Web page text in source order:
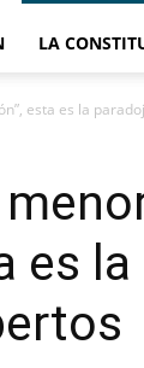
LA
esta es la
es la